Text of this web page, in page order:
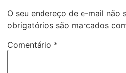
O seu endereço de e-mail não
obrigatórios são marcados
Comentário *